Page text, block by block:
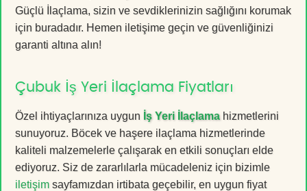
Güçlü İlaçlama, sizin ve sevdiklerinizin sağlığını korumak
için buradadır. Hemen iletişime geçin ve güvenliğinizi
garanti altına alın!
Çubuk İş Yeri İlaçlama Fiyatları
Özel ihtiyaçlarınıza uygun İş Yeri İlaçlamahizmetlerini
sunuyoruz. Böcek ve haşere ilaçlama hizmetlerinde
kaliteli malzemelerle çalışarak en etkili sonuçları elde
ediyoruz. Siz de zararlılarla mücadeleniz için bizimle
iletişim sayfamızdan irtibata geçebilir, en uygun fiyat